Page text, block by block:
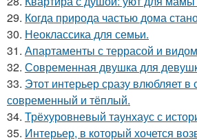
29. Когда природа частью дома
30. Неоклассика для семьи.
31. Апартаменты с террасой и
32. Современная двушка для
33. Этот интерьер сразу влюбляет
современный и тёплый.
34. Трёхуровневый таунхаус с
35. Интерьер, в который хочется